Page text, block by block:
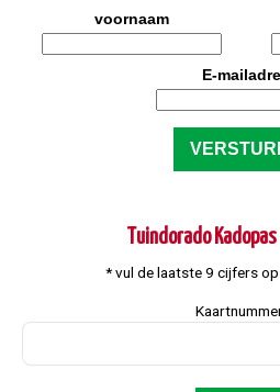
voornaam
E-
Tuindorado
* vul de laatste 9 cijfers